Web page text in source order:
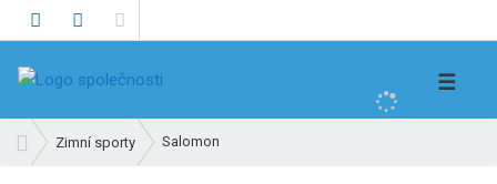
☰
v
Zimní sporty Salomon